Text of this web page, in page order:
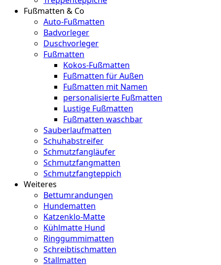
Fußmatten & Co
Auto-Fußmatten
Badvorleger
Duschvorleger
Fußmatten
Kokos-Fußmatten
Fußmatten für Außen
Fußmatten mit Namen
personalisierte Fußmatten
Lustige Fußmatten
Fußmatten waschbar
Sauberlaufmatten
Schuhabstreifer
Schmutzfangläufer
Schmutzfangmatten
Schmutzfangteppich
Weiteres
Bettumrandungen
Hundematten
Katzenklo-Matte
Kühlmatte Hund
Ringgummimatten
Schreibtischmatten
Stallmatten